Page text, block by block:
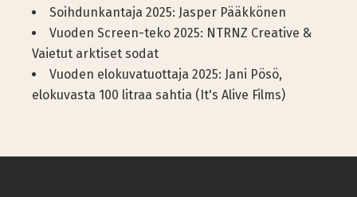
Soihdunkantaja 2025: Jasper Pääkkönen
Vuoden Screen-teko 2025: NTRNZ Creative &
Vaietut arktiset sodat
Vuoden elokuvatuottaja 2025: Jani Pösö,
elokuvasta 100 litraa sahtia (It's Alive Films)